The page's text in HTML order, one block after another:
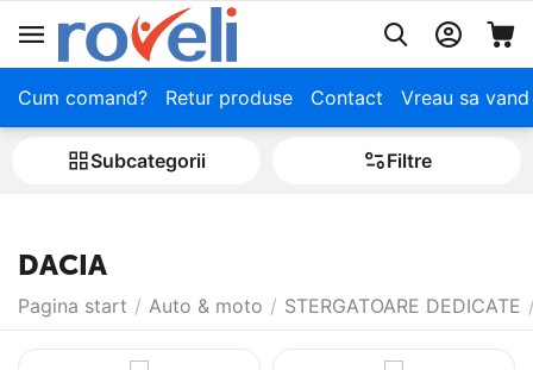
Cum comand? Retur produse Contact Vreau sa
Subcategorii Filtre
DACIA
Pagina start / Auto & moto / STERGATOARE DEDICATE